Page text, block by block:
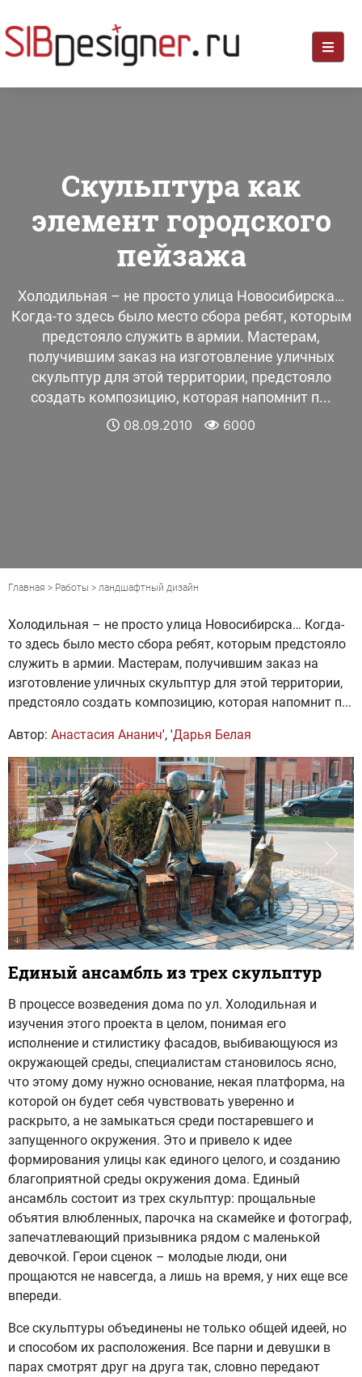
Скульптура как
элемент городского
пейзажа
Холодильная – не просто улица Новосибирска…
Когда-то здесь было место сбора ребят, которым
предстояло служить в армии. Мастерам,
получившим заказ на изготовление уличных
скульптур для этой территории, предстояло
создать композицию, которая напомнит п...
08.09.2010 6000
Главная > Работы > ландшафтный дизайн
Холодильная – не просто улица Новосибирска… Когда-
то здесь было место сбора ребят, которым предстояло
служить в армии. Мастерам, получившим заказ на
изготовление уличных скульптур для этой территории,
предстояло создать композицию, которая напомнит п...
Автор: Анастасия Ананич', 'Дарья Белая
Единый ансамбль из трех скульптур
В процессе возведения дома по ул. Холодильная и
изучения этого проекта в целом, понимая его
исполнение и стилистику фасадов, выбивающуюся из
окружающей среды, специалистам становилось ясно,
что этому дому нужно основание, некая платформа, на
которой он будет себя чувствовать уверенно и
раскрыто, а не замыкаться среди постаревшего и
запущенного окружения. Это и привело к идее
формирования улицы как единого целого, и созданию
благоприятной среды окружения дома. Единый
ансамбль состоит из трех скульптур: прощальные
объятия влюбленных, парочка на скамейке и фотограф,
запечатлевающий призывника рядом с маленькой
девочкой. Герои сценок – молодые люди, они
прощаются не навсегда, а лишь на время, у них еще все
впереди.
Все скульптуры объединены не только общей идеей, но
и способом их расположения. Все парни и девушки в
парах смотрят друг на друга так, словно передают